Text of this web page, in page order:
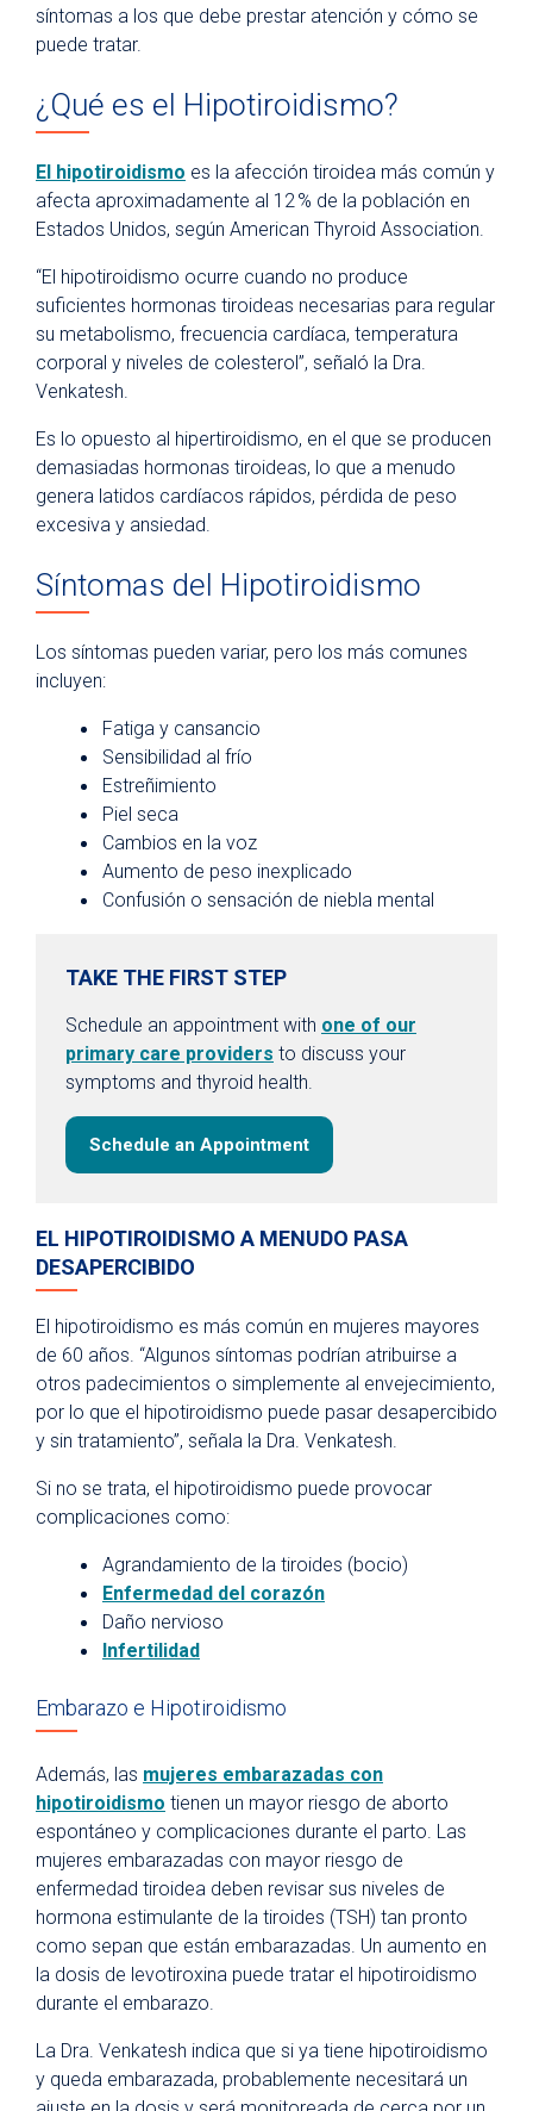
síntomas a los que debe prestar atención y cómo se
puede tratar.
¿Qué es el Hipotiroidismo?
El hipotiroidismo es la afección tiroidea más común y
afecta aproximadamente al 12 % de la población en
Estados Unidos, según American Thyroid Association.
“El hipotiroidismo ocurre cuando no produce
suficientes hormonas tiroideas necesarias para regular
su metabolismo, frecuencia cardíaca, temperatura
corporal y niveles de colesterol”, señaló la Dra.
Venkatesh.
Es lo opuesto al hipertiroidismo, en el que se producen
demasiadas hormonas tiroideas, lo que a menudo
genera latidos cardíacos rápidos, pérdida de peso
excesiva y ansiedad.
Síntomas del Hipotiroidismo
Los síntomas pueden variar, pero los más comunes
incluyen:
Fatiga y cansancio
Sensibilidad al frío
Estreñimiento
Piel seca
Cambios en la voz
Aumento de peso inexplicado
Confusión o sensación de niebla mental
TAKE THE FIRST STEP
Schedule an appointment with one of our
primary care providers to discuss your
symptoms and thyroid health.
Schedule an Appointment
EL HIPOTIROIDISMO A MENUDO PASA
DESAPERCIBIDO
El hipotiroidismo es más común en mujeres mayores
de 60 años. “Algunos síntomas podrían atribuirse a
otros padecimientos o simplemente al envejecimiento,
por lo que el hipotiroidismo puede pasar desapercibido
y sin tratamiento”, señala la Dra. Venkatesh.
Si no se trata, el hipotiroidismo puede provocar
complicaciones como:
Agrandamiento de la tiroides (bocio)
Enfermedad del corazón
Daño nervioso
Infertilidad
Embarazo e Hipotiroidismo
Además, las mujeres embarazadas con
hipotiroidismo tienen un mayor riesgo de aborto
espontáneo y complicaciones durante el parto. Las
mujeres embarazadas con mayor riesgo de
enfermedad tiroidea deben revisar sus niveles de
hormona estimulante de la tiroides (TSH) tan pronto
como sepan que están embarazadas. Un aumento en
la dosis de levotiroxina puede tratar el hipotiroidismo
durante el embarazo.
La Dra. Venkatesh indica que si ya tiene hipotiroidismo
y queda embarazada, probablemente necesitará un